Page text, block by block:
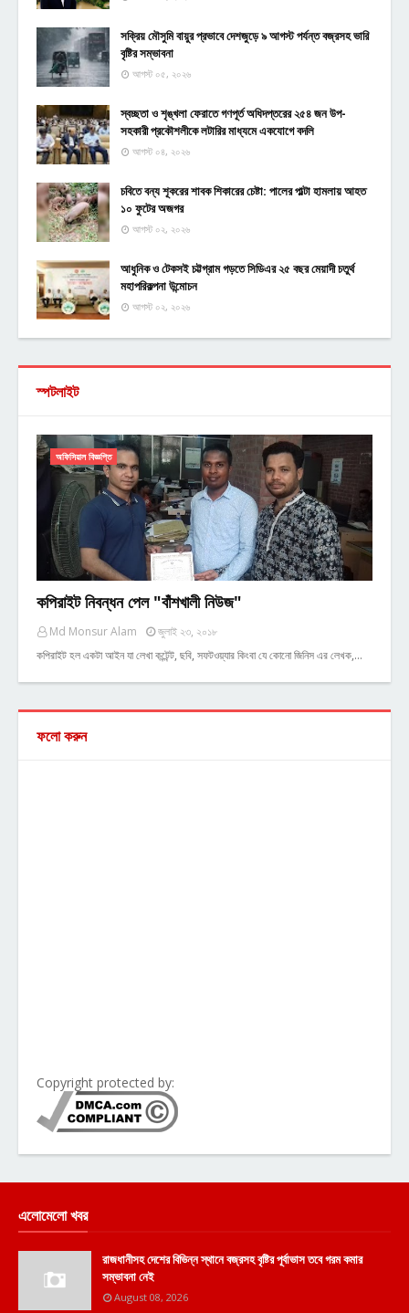
সক্রিয় মৌসুমি বায়ুর প্রভাবে দেশজুড়ে ৯ আগস্ট পর্যন্ত বজ্রসহ ভারি
বৃষ্টির সম্ভাবনা
আগস্ট ০৫, ২০২৬
স্বচ্ছতা ও শৃঙ্খলা ফেরাতে গণপূর্ত অধিদপ্তরের ২৫৪ জন উপ-
সহকারী প্রকৌশলীকে লটারির মাধ্যমে একযোগে বদলি
আগস্ট ০৪, ২০২৬
চবিতে বন্য শূকরের শাবক শিকারের চেষ্টা: পালের পাল্টা হামলায় আহত
১০ ফুটের অজগর
আগস্ট ০২, ২০২৬
আধুনিক ও টেকসই চট্টগ্রাম গড়তে সিডিএর ২৫ বছর মেয়াদী চতুর্থ
মহাপরিকল্পনা উন্মোচন
আগস্ট ০২, ২০২৬
স্পটলাইট
অফিসিয়াল বিজ্ঞপ্তি
কপিরাইট নিবন্ধন পেল "বাঁশখালী নিউজ"
Md Monsur Alam
জুলাই ২৩, ২০১৮
কপিরাইট হল একটা আইন যা লেখা কন্টেন্ট, ছবি, সফটওয়্যার কিংবা যে কোনো জিনিস এর লেখক,…
ফলো করুন
Copyright protected by:
এলোমেলো খবর
রাজধানীসহ দেশের বিভিন্ন স্থানে বজ্রসহ বৃষ্টির পূর্বাভাস তবে গরম কমার
সম্ভাবনা নেই
August 08, 2026